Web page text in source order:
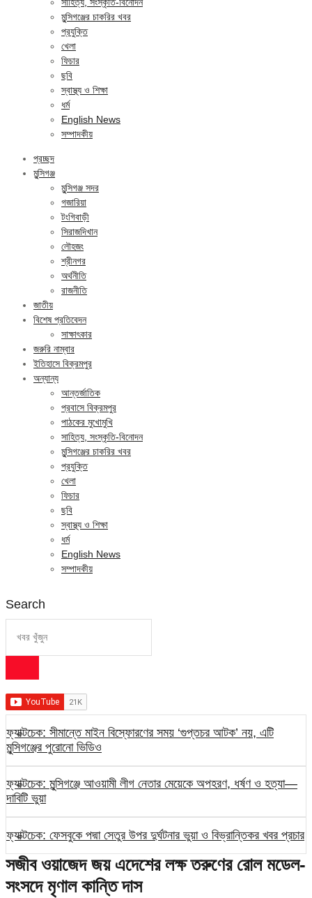
মুন্সিগঞ্জের চাকরির খবর
প্রযুক্তি
খেলা
ফিচার
ছবি
স্বাস্থ্য ও শিক্ষা
ধর্ম
English News
সম্পাদকীয়
প্রচ্ছদ
মুন্সিগঞ্জ
মুন্সিগঞ্জ সদর
গজারিয়া
টংগিবাড়ী
সিরাজদিখান
লৌহজং
শ্রীনগর
অর্থনীতি
রাজনীতি
জাতীয়
বিশেষ প্রতিবেদন
সাক্ষাৎকার
জরুরি নাম্বার
ইতিহাসে বিক্রমপুর
অন্যান্য
আন্তর্জাতিক
প্রবাসে বিক্রমপুর
পাঠকের মুখোমুখি
সাহিত্য, সংস্কৃতি-বিনোদন
মুন্সিগঞ্জের চাকরির খবর
প্রযুক্তি
খেলা
ফিচার
ছবি
স্বাস্থ্য ও শিক্ষা
ধর্ম
English News
সম্পাদকীয়
Search
ফ্যাক্টচেক: সীমান্তে মাইন বিস্ফোরণের সময় ‘গুপ্তচর আটক’ নয়, এটি
মুন্সিগঞ্জের পুরোনো ভিডিও
ফ্যাক্টচেক: মুন্সিগঞ্জে আওয়ামী লীগ নেতার মেয়েকে অপহরণ, ধর্ষণ ও হত্যা—
দাবিটি ভুয়া
ফ্যাক্টচেক: ফেসবুকে পদ্মা সেতুর উপর দুর্ঘটনার ভুয়া ও বিভ্রান্তিকর খবর প্রচার
সজীব ওয়াজেদ জয় এদেশের লক্ষ তরুণের রোল মডেল-
সংসদে মৃণাল কান্তি দাস